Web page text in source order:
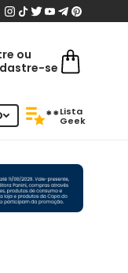
ou
se
**Lista
Geek